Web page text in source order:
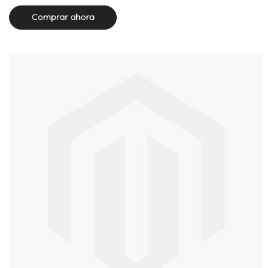
Comprar ahora